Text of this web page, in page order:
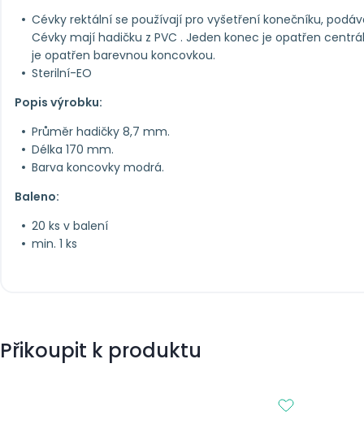
Cévky rektální se používají pro vyšetření konečníku,
Cévky mají hadičku z PVC . Jeden konec je opatřen
je opatřen barevnou koncovkou.
Sterilní-EO
Popis výrobku:
Průměr hadičky 8,7 mm.
Délka 170 mm.
Barva koncovky modrá.
Baleno:
20 ks v balení
min. 1 ks
Přikoupit k produktu